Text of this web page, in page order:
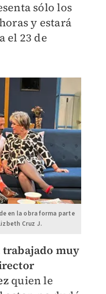
sólo los
y estará
el 23 de
en la obra forma parte
Cruz J.
trabajado muy
quien le